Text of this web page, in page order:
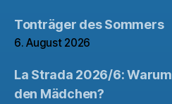
Tonträger des Sommers
6. August 2026
La Strada 2026/6:
den Mädchen?